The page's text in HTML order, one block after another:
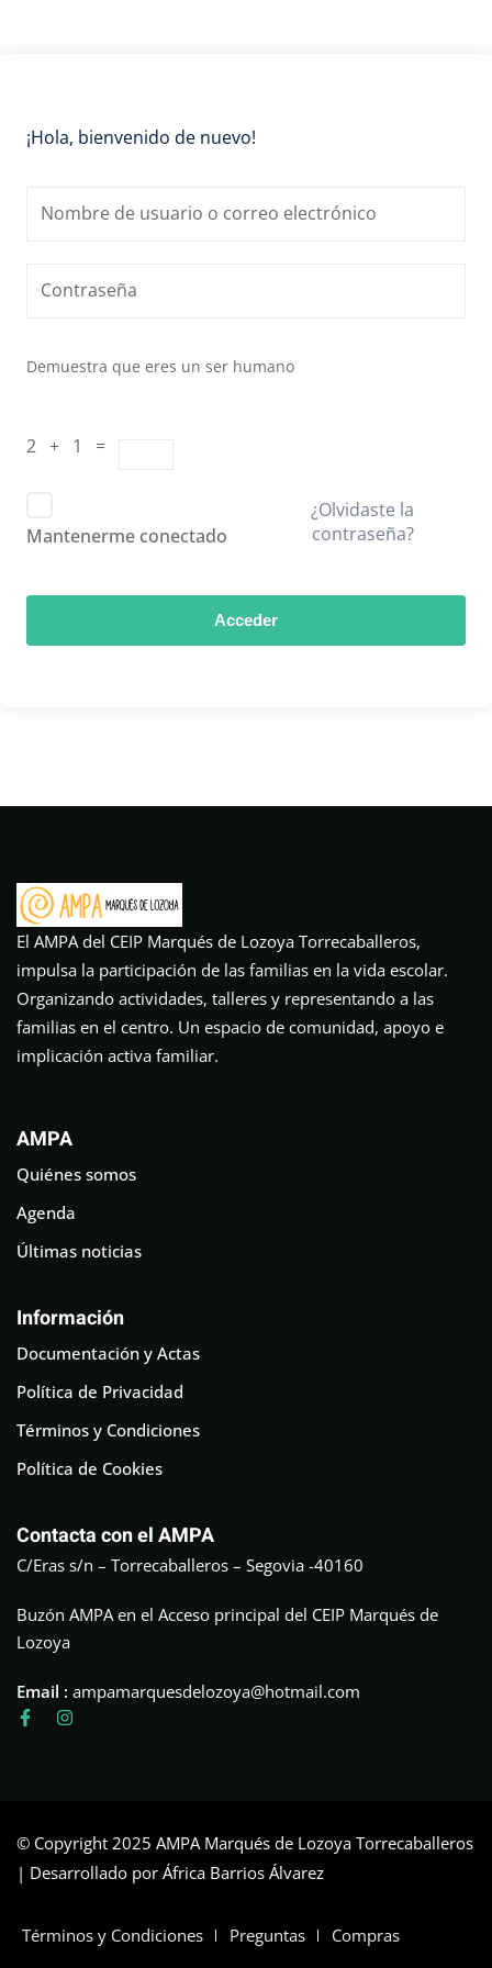
¡Hola, bienvenido de nuevo!
Demuestra que eres un ser humano
2 + 1 =
Mantenerme conectado
¿Olvidaste la
contraseña?
Acceder
El AMPA del CEIP Marqués de Lozoya Torrecaballeros,
impulsa la participación de las familias en la vida escolar.
Organizando actividades, talleres y representando a las
familias en el centro. Un espacio de comunidad, apoyo e
implicación activa familiar.
AMPA
Quiénes somos
Agenda
Últimas noticias
Información
Documentación y Actas
Política de Privacidad
Términos y Condiciones
Política de Cookies
Contacta con el AMPA
C/Eras s/n – Torrecaballeros – Segovia -40160
Buzón AMPA en el Acceso principal del CEIP Marqués de
Lozoya
Email : ampamarquesdelozoya@hotmail.com
© Copyright 2025 AMPA Marqués de Lozoya Torrecaballeros
| Desarrollado por África Barrios Álvarez
Términos y Condiciones Preguntas Compras